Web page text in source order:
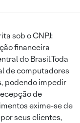
sob o CNPJ:
financeira
do Brasil.Toda
de computadores
podendo impedir
de
exime-se de
seus clientes,